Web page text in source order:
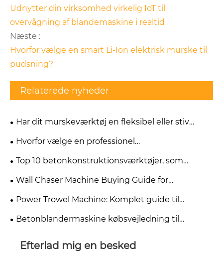
Udnytter din virksomhed virkelig IoT til
overvågning af blandemaskine i realtid
Næste :
Hvorfor vælge en smart Li-Ion elektrisk murske til
pudsning?
Relaterede nyheder
Har dit murskeværktøj en fleksibel eller stiv
klinge til specifikke mørteltyper?
Hvorfor vælge en professionel
byggeværktøjsfabrik til din virksomhed?
Top 10 betonkonstruktionsværktøjer, som
enhver entreprenør har brug for
Wall Chaser Machine Buying Guide for
elektrikere og bygherrer
Power Trowel Machine: Komplet guide til
efterbehandling af betongulv
Betonblandermaskine købsvejledning til
Efterlad mig en besked